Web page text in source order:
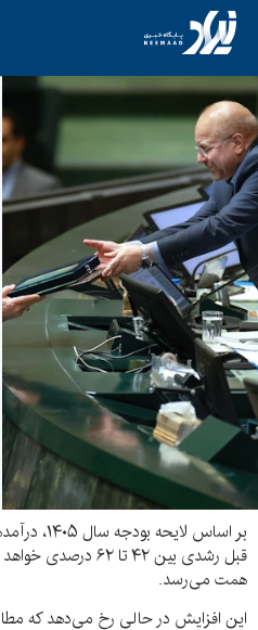
بر اساس
همت می‌رسد.
این افزایش در حالی رخ می‌دهد که